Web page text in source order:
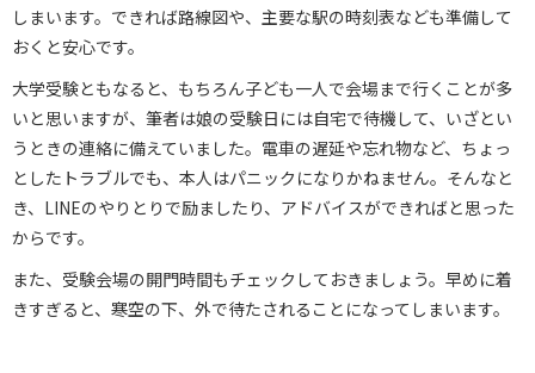
しまいます。できれば路線図や、主要な駅の時刻表なども準備して
おくと安心です。
大学受験ともなると、もちろん子ども一人で会場まで行くことが多
いと思いますが、筆者は娘の受験日には自宅で待機して、いざとい
うときの連絡に備えていました。電車の遅延や忘れ物など、ちょっ
としたトラブルでも、本人はパニックになりかねません。そんなと
き、LINEのやりとりで励ましたり、アドバイスができればと思った
からです。
また、受験会場の開門時間もチェックしておきましょう。早めに着
きすぎると、寒空の下、外で待たされることになってしまいます。